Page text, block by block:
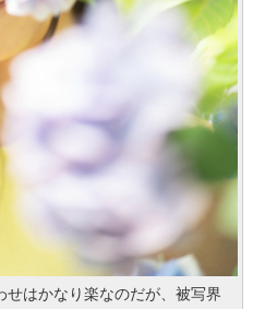
せはかなり楽なのだが、被写界